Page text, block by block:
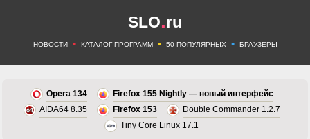
SLO.ru
НОВОСТИ • КАТАЛОГ ПРОГРАММ • 50 ПОПУЛЯРНЫХ • БРАУЗЕРЫ
Opera 134
Firefox 155 Nightly — новый интерфейс
AIDA64 8.35
Firefox 153
Double Commander 1.2.7
Tiny Core Linux 17.1